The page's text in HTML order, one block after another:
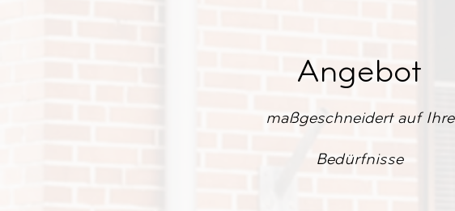
Angebot
maßgeschneidert auf Ihre
Bedürfnisse